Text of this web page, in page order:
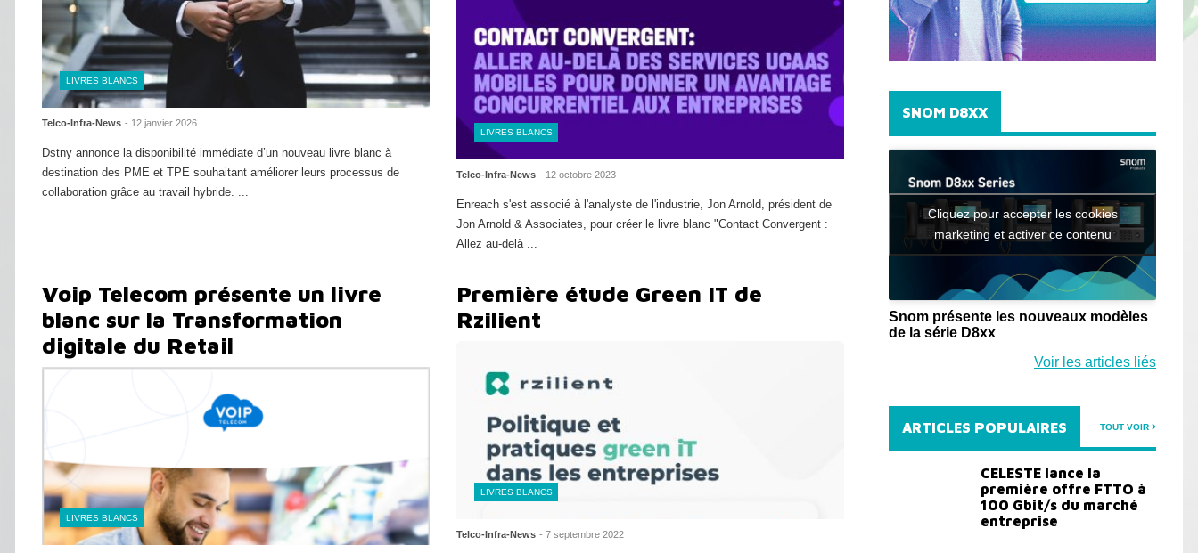
LIVRES BLANCS
Telco-Infra-News - 12 janvier 2026
Dstny annonce la disponibilité immédiate d’un nouveau livre blanc à
destination des PME et TPE souhaitant améliorer leurs processus de
collaboration grâce au travail hybride. ...
LIVRES BLANCS
Telco-Infra-News - 12 octobre 2023
Enreach s'est associé à l'analyste de l'industrie, Jon Arnold, président de
Jon Arnold & Associates, pour créer le livre blanc "Contact Convergent :
Allez au-delà ...
Voip Telecom présente un livre
blanc sur la Transformation
digitale du Retail
LIVRES BLANCS
Première étude Green IT de
Rzilient
LIVRES BLANCS
Telco-Infra-News - 7 septembre 2022
SNOM D8XX
Cliquez pour accepter les cookies
marketing et activer ce contenu
Snom présente les nouveaux modèles
de la série D8xx
Voir les articles liés
ARTICLES POPULAIRES TOUT VOIR
CELESTE lance la
première offre FTTO à
100 Gbit/s du marché
entreprise